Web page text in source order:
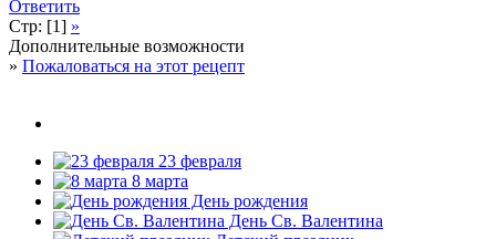
Ответить
Стр: [1] »
Дополнительные возможности
» Пожаловаться на этот рецепт
23 февраля
8 марта
День рождения
День Св. Валентина